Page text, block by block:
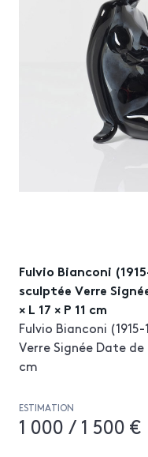
Fulvio Bianconi
sculptée Verre
× L 17 × P 11 cm
Fulvio Bianconi
Verre Signée Date de
cm
ESTIMATION
1 000 / 1 500 €